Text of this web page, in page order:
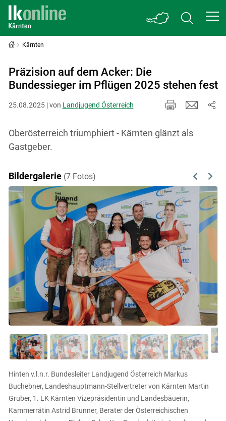
Kärnten
Präzision auf dem Acker: Die
Bundessieger im Pflügen 2025 stehen fest
25.08.2025 | von Landjugend Österreich
Oberösterreich triumphiert - Kärnten glänzt als
Gastgeber.
Bildergalerie (7 Fotos) Previous
Next
Hinten v.l.n.r. Bundesleiter Landjugend Österreich Markus
Buchebner, Landeshauptmann-Stellvertreter von Kärnten Martin
Gruber, 1. LK Kärnten Vizepräsidentin und Landesbäuerin,
Kammerrätin Astrid Brunner, Berater der Österreichischen